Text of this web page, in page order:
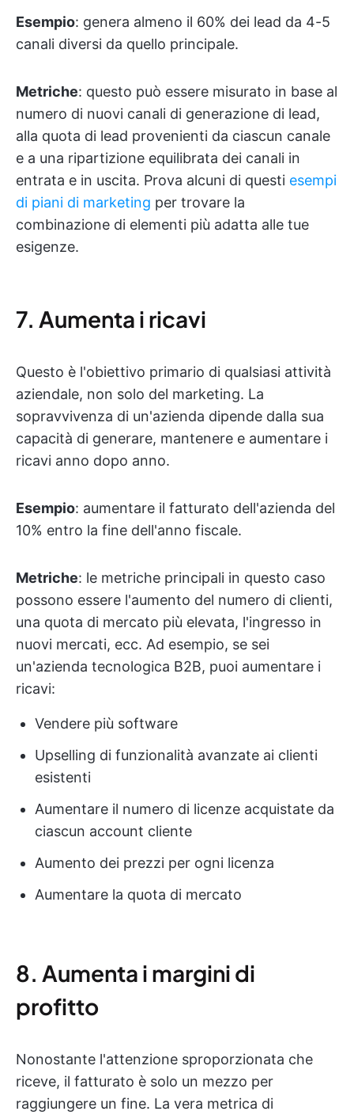
Esempio: genera almeno il 60% dei lead da 4-5
canali diversi da quello principale.
Metriche: questo può essere misurato in base al
numero di nuovi canali di generazione di lead,
alla quota di lead provenienti da ciascun canale
e a una ripartizione equilibrata dei canali in
entrata e in uscita. Prova alcuni di questi esempi
di piani di marketing per trovare la
combinazione di elementi più adatta alle tue
esigenze.
7. Aumenta i ricavi
Questo è l'obiettivo primario di qualsiasi attività
aziendale, non solo del marketing. La
sopravvivenza di un'azienda dipende dalla sua
capacità di generare, mantenere e aumentare i
ricavi anno dopo anno.
Esempio: aumentare il fatturato dell'azienda del
10% entro la fine dell'anno fiscale.
Metriche: le metriche principali in questo caso
possono essere l'aumento del numero di clienti,
una quota di mercato più elevata, l'ingresso in
nuovi mercati, ecc. Ad esempio, se sei
un'azienda tecnologica B2B, puoi aumentare i
ricavi:
Vendere più software
Upselling di funzionalità avanzate ai clienti
esistenti
Aumentare il numero di licenze acquistate da
ciascun account cliente
Aumento dei prezzi per ogni licenza
Aumentare la quota di mercato
8. Aumenta i margini di
profitto
Nonostante l'attenzione sproporzionata che
riceve, il fatturato è solo un mezzo per
raggiungere un fine. La vera metrica di